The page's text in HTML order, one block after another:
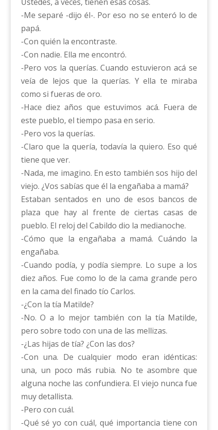
Ustedes, a veces, tienen esas cosas.
-Me separé -dijo él-. Por eso no se enteró lo de
papá.
-Con quién la encontraste.
-Con nadie. Ella me encontró.
-Pero vos la querías. Cuando estuvieron acá se
veía de lejos que la querías. Y ella te miraba
como si fueras de oro.
-Hace diez años que estuvimos acá. Fuera de
este pueblo, el tiempo pasa en serio.
-Pero vos la querías.
-Claro que la quería, todavía la quiero. Eso qué
tiene que ver.
-Nada, me imagino. En esto también sos hijo del
viejo. ¿Vos sabías que él la engañaba a mamá?
Estaban sentados en uno de esos bancos de
plaza que hay al frente de ciertas casas de
pueblo. El reloj del Cabildo dio la medianoche.
-Cómo que la engañaba a mamá. Cuándo la
engañaba.
-Cuando podía, y podía siempre. Lo supe a los
diez años. Fue como lo de la cama grande pero
en la cama del finado tío Carlos.
-¿Con la tía Matilde?
-No. O a lo mejor también con la tía Matilde,
pero sobre todo con una de las mellizas.
-¿Las hijas de tía? ¿Con las dos?
-Con una. De cualquier modo eran idénticas:
una, un poco más rubia. No te asombre que
alguna noche las confundiera. El viejo nunca fue
muy detallista.
-Pero con cuál.
-Qué sé yo con cuál, qué importancia tiene con